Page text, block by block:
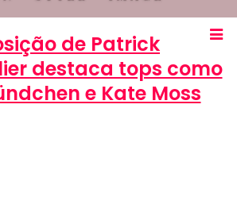
de Patrick
destaca tops como
e Kate Moss